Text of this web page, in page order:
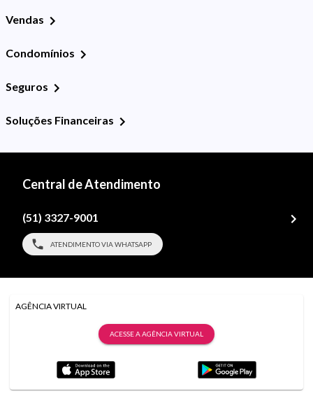
Vendas
Condomínios
Seguros
Soluções Financeiras
Central de Atendimento
(51) 3327-9001
ATENDIMENTO VIA WHATSAPP
AGÊNCIA VIRTUAL
ACESSE A AGÊNCIA VIRTUAL